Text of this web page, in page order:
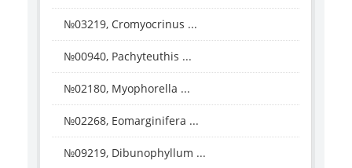
№03219, Cromyocrinus ...
№00940, Pachyteuthis ...
№02180, Myophorella ...
№02268, Eomarginifera ...
№09219, Dibunophyllum ...